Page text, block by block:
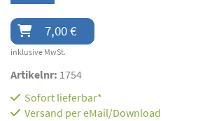
7,00 €
inklusive MwSt.
Artikelnr: 1754
Sofort lieferbar*
Versand per eMail/Download